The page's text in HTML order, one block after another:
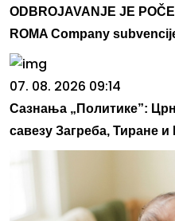
ODBROJAVANJE JE
ROMA Company
07. 08. 2026 09:14
Сазнања „Политике”:
савезу Загреба, Тиране